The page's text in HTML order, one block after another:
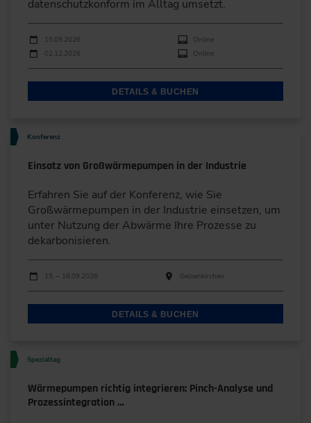
datenschutzkonform im Alltag umsetzt.
Durchführungen
Veranstaltungsdatum
15.09.2026
Online
02.12.2026
Online
DETAILS & BUCHEN
Konferenz
Einsatz von Großwärmepumpen in der Industrie
Erfahren Sie auf der Konferenz, wie Sie
Großwärmepumpen in der Industrie einsetzen, um
unter Nutzung der Abwärme Ihre Prozesse zu
dekarbonisieren.
Durchführungen
Veranstaltungsdatum
15. – 16.09.2026 Gelsenkirchen
DETAILS & BUCHEN
Spezialtag
Wärmepumpen richtig integrieren: Pinch-Analyse und
Prozessintegration …